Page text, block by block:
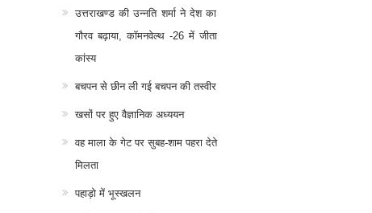
उत्तराखण्ड की उन्नति शर्मा ने देश का
गौरव बढ़ाया, कॉमनवेल्थ -26 में जीता
कांस्य
बचपन से छीन ली गई बचपन की तस्वीर
खसों पर हुए वैज्ञानिक अध्ययन
वह माला के गेट पर सुबह-शाम पहरा देते
मिलता
पहाड़ो में भूस्खलन